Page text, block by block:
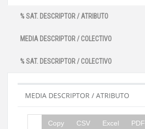
% SAT. DESCRIPTOR / ATRIBUTO
MEDIA DESCRIPTOR / COLECTIVO
% SAT. DESCRIPTOR / COLECTIVO
MEDIA DESCRIPTOR / ATRIBUTO
Copy CSV Excel PDF